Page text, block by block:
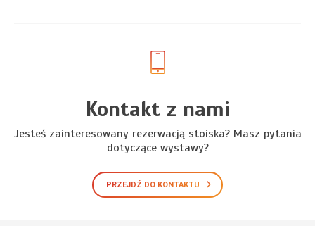
Kontakt z nami
Jesteś zainteresowany rezerwacją stoiska? Masz pytania
dotyczące wystawy?
PRZEJDŹ DO KONTAKTU